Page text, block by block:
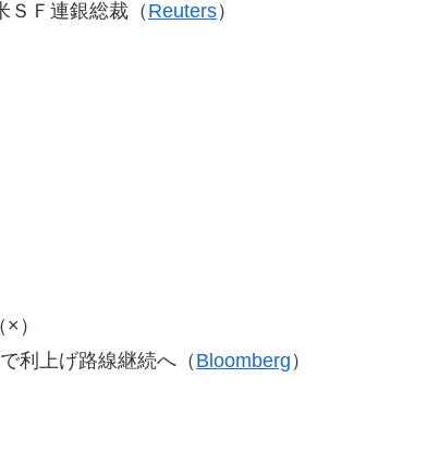
ＳＦ連銀総裁（ Reuters）
）
利上げ路線継続へ（ Bloomberg ）